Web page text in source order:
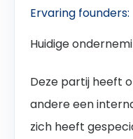
Ervaring founders:
Huidige
Deze partij heeft
andere een
zich heeft